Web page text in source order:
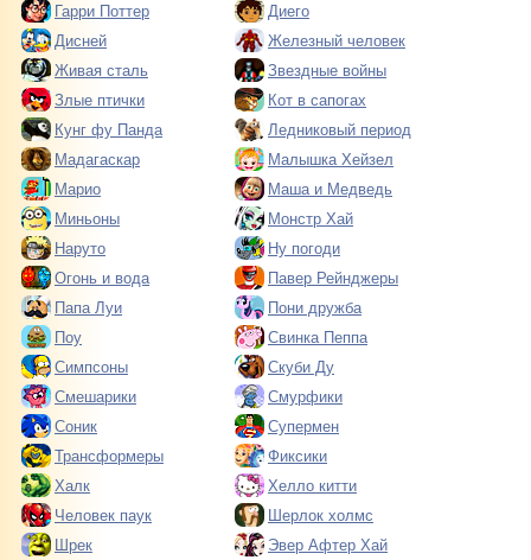
Гарри Поттер
Диего
Дисней
Железный человек
Живая сталь
Звездные войны
Злые птички
Кот в сапогах
Кунг фу Панда
Ледниковый период
Мадагаскар
Малышка Хейзел
Марио
Маша и Медведь
Миньоны
Монстр Хай
Наруто
Ну погоди
Огонь и вода
Павер Рейнджеры
Папа Луи
Пони дружба
Поу
Свинка Пеппа
Симпсоны
Скуби Ду
Смешарики
Смурфики
Соник
Супермен
Трансформеры
Фиксики
Халк
Хелло китти
Человек паук
Шерлок холмс
Шрек
Эвер Афтер Хай